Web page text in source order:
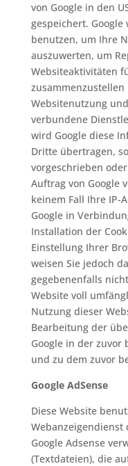
von Google in den
gespeichert.
benutzen, um Ihre
auszuwerten, um
Websiteaktivitäten
Websitenutzung
verbundene
wird Google diese
Dritte übertragen,
vorgeschrieben
Auftrag von Google
keinem Fall Ihre IP-
Google in
Installation der
Einstellung Ihrer
weisen Sie jedoch
gegebenenfalls
Website voll
Nutzung dieser
Bearbeitung der
Google in der zuvor
und zu dem zuvor
Google AdSense
Diese Website
Webanzeigendienst
Google Adsense
(Textdateien), die